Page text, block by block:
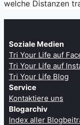
welche Distanzen
Soziale Medien
Tri Your Life auf
Tri Your Life auf
Tri Your Life Blog
Service
Kontaktiere uns
Blogarchiv
Index aller